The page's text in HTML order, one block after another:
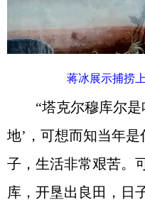
蒋冰展示捕捞
“塔克尔穆库尔是
地’，可想而知当年
子，生活非常艰苦。
库，开垦出良田，日